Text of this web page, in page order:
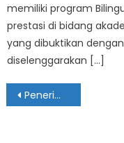
memiliki program
prestasi di bidang
yang dibuktikan
diselenggarakan […]
Navigasi
Penerimaan Peserta Didik Baru SMA MUHIPO Tahun Pelajaran 2020/2021